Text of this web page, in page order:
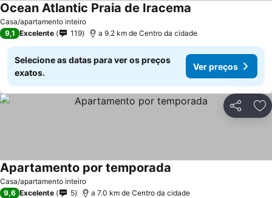
Casa/apartamento inteiro
Ocean Atlantic Praia de Iracema
9,1 Excelente 119 a 9.2 km de Centro da cidade
Selecione as datas para ver os preços
exatos.
Ver preços
Partilhar
Casa/apartamento inteiro
Apartamento por temporada
9,6 Excelente 5 a 7.0 km de Centro da cidade